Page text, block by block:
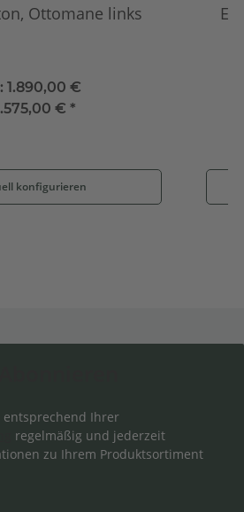
Ottomane links
1.890,00 €
€ *
konfigurieren
entsprechend Ihrer
regelmäßig und jederzeit
zu Ihrem Produktsortiment